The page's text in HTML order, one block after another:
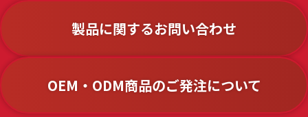
製品に関するお問い合わせ
OEM・ODM商品のご発注について